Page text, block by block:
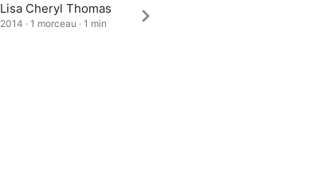
Lisa Cheryl Thomas
2014 · 1 morceau · 1 min